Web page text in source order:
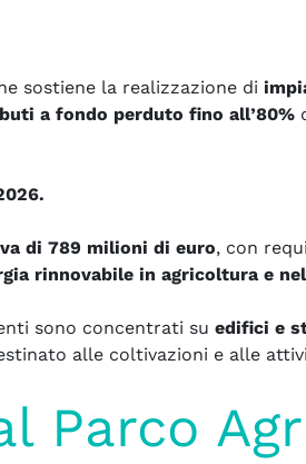
sostiene la realizzazione di
a fondo perduto fino all’80%
di 789 milioni di euro, con
rinnovabile in agricoltura e
sono concentrati su edifici e
alle coltivazioni e alle
Parco